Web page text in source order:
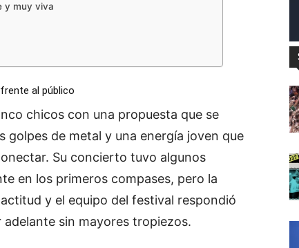
y muy viva
al público
chicos con una propuesta que se
de metal y una energía joven que
Su concierto tuvo algunos
en los primeros compases, pero la
y el equipo del festival respondió
sin mayores tropiezos.